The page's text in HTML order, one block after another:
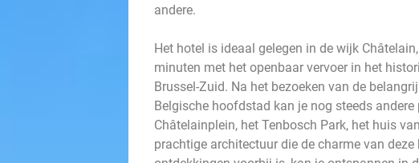
andere.
Het hotel is ideaal gelegen in de wijk
minuten met het openbaar vervoer in het
Brussel-Zuid. Na het bezoeken van de
Belgische hoofdstad kan je nog steeds
Châtelainplein, het Tenbosch Park, het huis
prachtige architectuur die de charme van